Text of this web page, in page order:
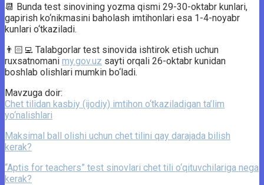
📆 Bunda test sinovining yozma qismi 29-30-oktabr kunlari,
gapirish ko‘nikmasini baholash imtihonlari esa 1-4-noyabr
kunlari o‘tkaziladi.
👨🏻‍💻 Talabgorlar test sinovida ishtirok etish uchun
ruxsatnomani my.gov.uz sayti orqali 26-oktabr kunidan
boshlab olishlari mumkin bo‘ladi.
Mavzuga doir:
Chet tilidan kasbiy (ijodiy) imtihon o‘tkaziladigan ta’lim
yo‘nalishlari
Maksimal ball olishi uchun chet tilini qay darajada bilish
kerak?
“Aptis for teachers” test sinovlari chet tili o‘qituvchilariga nega
kerak?